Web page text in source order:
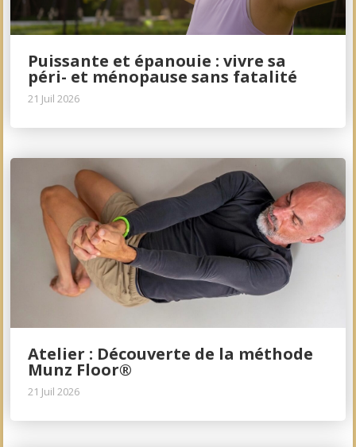
Puissante et épanouie : vivre sa
péri- et ménopause sans fatalité
21 Juil 2026
Atelier : Découverte de la méthode
Munz Floor®
21 Juil 2026